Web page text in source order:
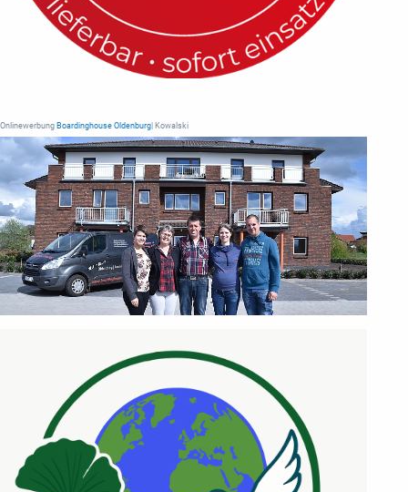
Onlinewerbung Boardinghouse Oldenburg | Kowalski